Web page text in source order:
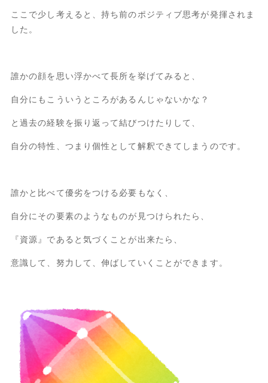
ここで少し考えると、持ち前のポジティブ思考が発揮されま
した。
誰かの顔を思い浮かべて長所を挙げてみると、
自分にもこういうところがあるんじゃないかな？
と過去の経験を振り返って結びつけたりして、
自分の特性、つまり個性として解釈できてしまうのです。
誰かと比べて優劣をつける必要もなく、
自分にその要素のようなものが見つけられたら、
『資源』であると気づくことが出来たら、
意識して、努力して、伸ばしていくことができます。